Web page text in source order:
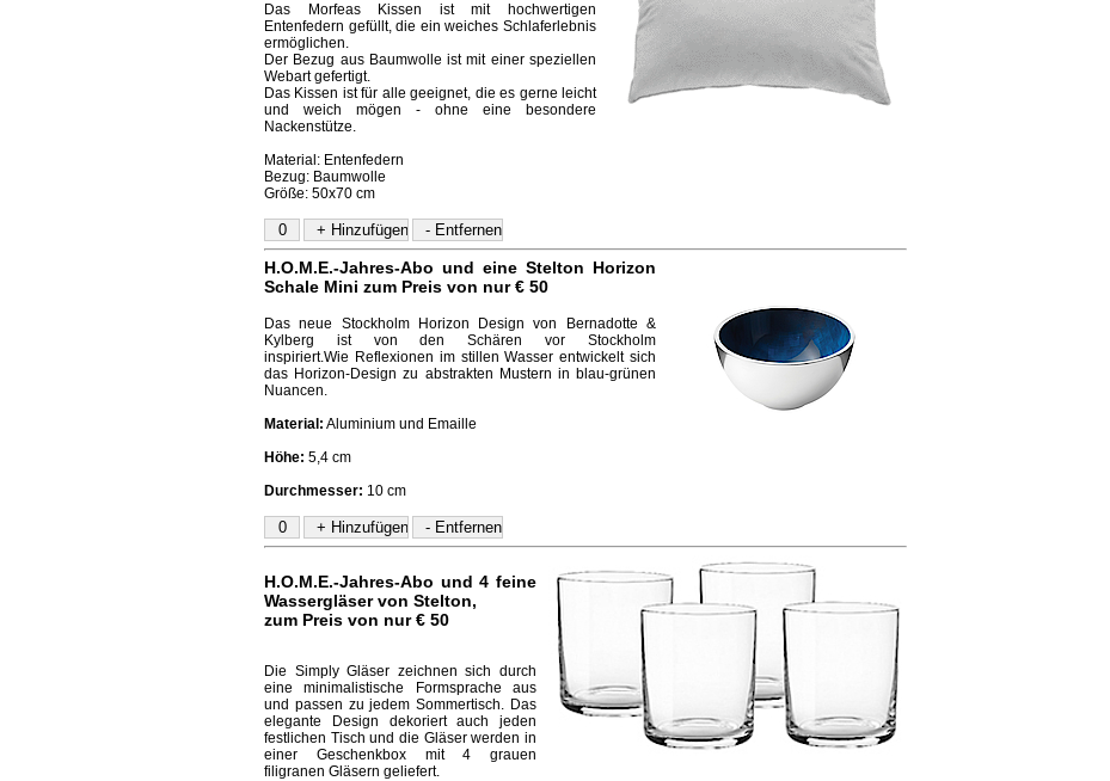
Das Morfeas Kissen ist mit hochwertigen
Entenfedern gefüllt, die ein weiches Schlaferlebnis
ermöglichen.
Der Bezug aus Baumwolle ist mit einer speziellen
Webart gefertigt.
Das Kissen ist für alle geeignet, die es gerne leicht
und weich mögen - ohne eine besondere
Nackenstütze.
Material: Entenfedern
Bezug: Baumwolle
Größe: 50x70 cm
H.O.M.E.-Jahres-Abo und eine Stelton Horizon
Schale Mini zum Preis von nur € 50
Das neue Stockholm Horizon Design von Bernadotte &
Kylberg ist von den Schären vor Stockholm
inspiriert.Wie Reflexionen im stillen Wasser entwickelt sich
das Horizon-Design zu abstrakten Mustern in blau-grünen
Nuancen.
Material: Aluminium und Emaille
Höhe: 5,4 cm
Durchmesser: 10 cm
H.O.M.E.-Jahres-Abo und4 feine
Wassergläser von Stelton,
zum Preis von nur € 50
Die Simply Gläser zeichnen sich durch
eine minimalistische Formsprache aus
und passen zu jedem Sommertisch. Das
elegante Design dekoriert auch jeden
festlichen Tisch und die Gläser werden in
einer Geschenkbox mit 4 grauen
filigranen Gläsern geliefert.